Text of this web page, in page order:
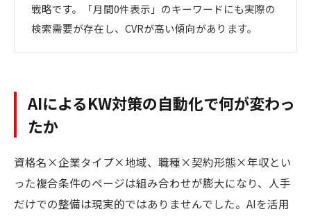
戦略です。「月間0件表示」のキーワードにも実際の
検索需要が存在し、CVRが高い傾向があります。
AIによるKW対策の自動化で何が変わっ
たか
資格名×企業タイプ×地域、職種×契約形態×年収とい
った複合条件のページは組み合わせが膨大になり、人手
だけでの整備は現実的ではありませんでした。AIを活用